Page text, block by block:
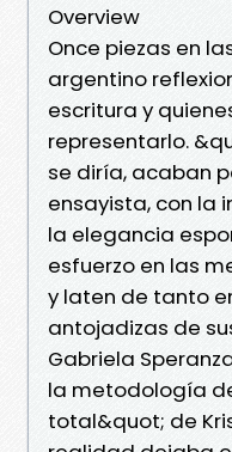
Overview
Once piezas en
argentino
escritura y
representarlo.
se diría, acaban
ensayista, con la
la elegancia
esfuerzo en las
y laten de tanto
antojadizas de
Gabriela
la metodología
total&quot; de